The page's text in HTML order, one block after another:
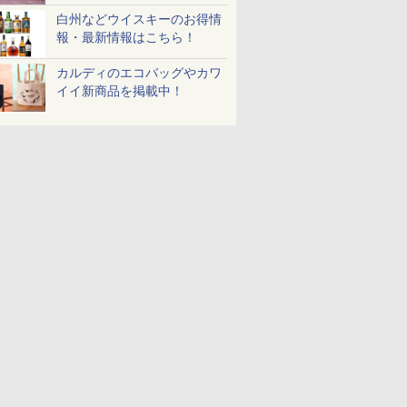
白州などウイスキーのお得情
報・最新情報はこちら！
カルディのエコバッグやカワ
イイ新商品を掲載中！